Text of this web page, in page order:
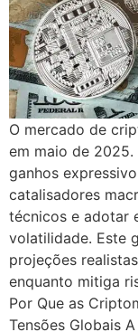
O mercado de
em maio de
ganhos
catalisadores
técnicos e adotar
volatilidade. Este
projeções
enquanto mitiga
Por Que as
Tensões Globais